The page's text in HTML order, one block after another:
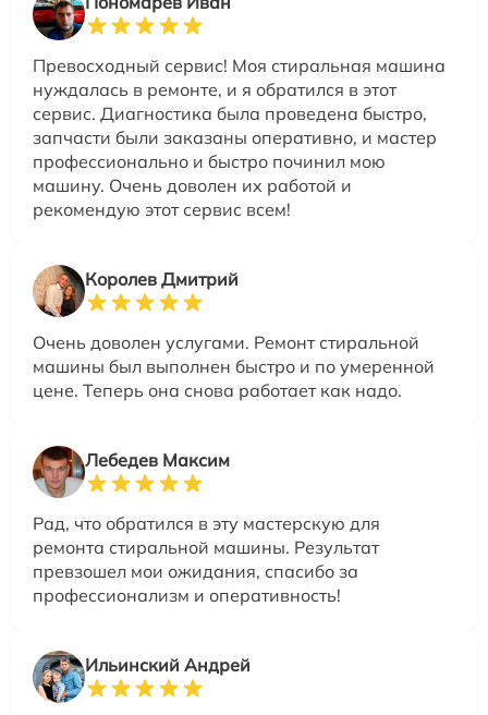
Превосходный сервис! Моя стиральная машина
нуждалась в ремонте, и я обратился в этот
сервис. Диагностика была проведена быстро,
запчасти были заказаны оперативно, и мастер
профессионально и быстро починил мою
машину. Очень доволен их работой и
рекомендую этот сервис всем!
Королев Дмитрий
Очень доволен услугами. Ремонт стиральной
машины был выполнен быстро и по умеренной
цене. Теперь она снова работает как надо.
Лебедев Максим
Рад, что обратился в эту мастерскую для
ремонта стиральной машины. Результат
превзошел мои ожидания, спасибо за
профессионализм и оперативность!
Ильинский Андрей